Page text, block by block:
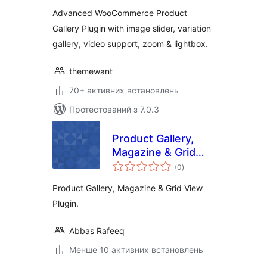
for WooCommerce
– Easy Product
Gallery
Advanced WooCommerce Product
Gallery Plugin with image slider, variation
gallery, video support, zoom & lightbox.
themewant
70+ активних встановлень
Протестований з 7.0.3
Product Gallery,
Magazine & Grid
View for
(0загальний
рейтинг
)
Product Gallery, Magazine & Grid View
Plugin.
Abbas Rafeeq
Менше 10 активних встановлень